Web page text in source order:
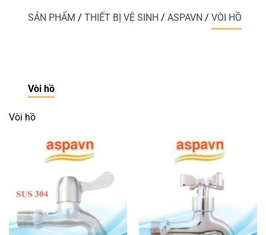
SẢN PHẨM / THIẾT BỊ VỆ SINH / ASPAVN / VÒI HỒ
Vòi hồ
Vòi hồ